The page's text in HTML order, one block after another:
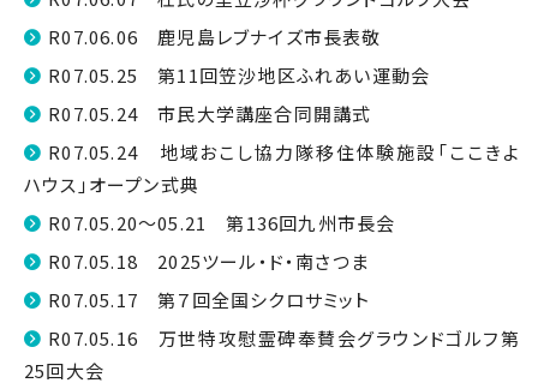
R07.06.06 鹿児島レブナイズ市長表敬
R07.05.25 第11回笠沙地区ふれあい運動会
R07.05.24 市民大学講座合同開講式
R07.05.24 地域おこし協力隊移住体験施設「ここきよ
ハウス」オープン式典
R07.05.20～05.21 第136回九州市長会
R07.05.18 2025ツール・ド・南さつま
R07.05.17 第７回全国シクロサミット
R07.05.16 万世特攻慰霊碑奉賛会グラウンドゴルフ第
25回大会